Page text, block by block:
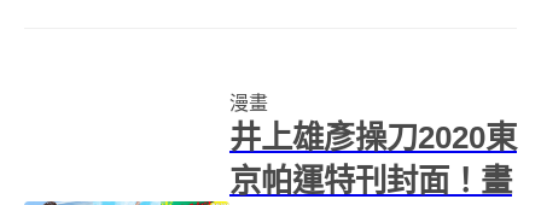
等你我熟悉的角色，其實...
漫畫
井上雄彥操刀2020東
京帕運特刊封面！畫